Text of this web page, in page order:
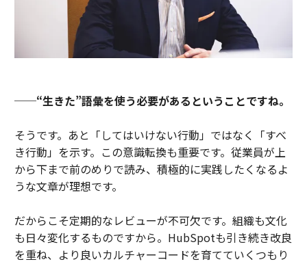
──“生きた”語彙を使う必要があるということですね。
そうです。あと「してはいけない行動」ではなく「すべ
き行動」を示す。この意識転換も重要です。従業員が上
から下まで前のめりで読み、積極的に実践したくなるよ
うな文章が理想です。
だからこそ定期的なレビューが不可欠です。組織も文化
も日々変化するものですから。HubSpotも引き続き改良
を重ね、より良いカルチャーコードを育てていくつもり